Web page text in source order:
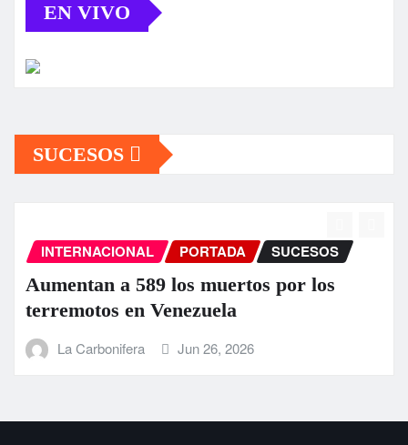
EN VIVO
SUCESOS
INTERNACIONAL PORTADA SUCESOS
Aumentan a 589 los muertos por los
terremotos en Venezuela
La Carbonifera Jun 26, 2026